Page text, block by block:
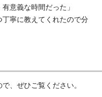
意義な時間だった」
丁寧に教えてくれたので分
、ぜひご覧ください。